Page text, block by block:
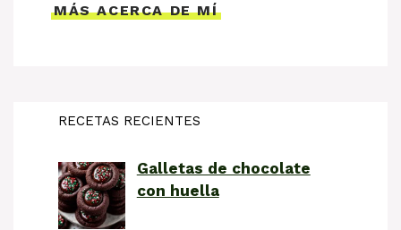
MÁS ACERCA DE MÍ
RECETAS RECIENTES
Galletas de chocolate
con huella